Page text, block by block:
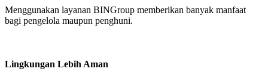
Menggunakan layanan BINGroup memberikan banyak manfaat
bagi pengelola maupun penghuni.
Lingkungan Lebih Aman